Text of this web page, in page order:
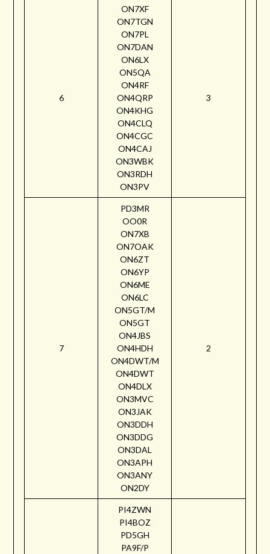
6
ON7XF
ON7TGN
ON7PL
ON7DAN
ON6LX
ON5QA
ON4RF
ON4QRP
ON4KHG
ON4CLQ
ON4CGC
ON4CAJ
ON3WBK
ON3RDH
ON3PV
3
7
PD3MR
OO0R
ON7XB
ON7OAK
ON6ZT
ON6YP
ON6ME
ON6LC
ON5GT/M
ON5GT
ON4JBS
ON4HDH
ON4DWT/M
ON4DWT
ON4DLX
ON3MVC
ON3JAK
ON3DDH
ON3DDG
ON3DAL
ON3APH
ON3ANY
ON2DY
2
PI4ZWN
PI4BOZ
PD5GH
PA9F/P